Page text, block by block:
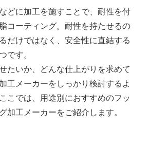
どに加工を施すことで、耐性を付
コーティング。耐性を持たせるの
だけではなく、安全性に直結する
です。
たいか、どんな仕上がりを求めて
工メーカーをしっかり検討するよ
こでは、用途別におすすめのフッ
加工メーカーをご紹介します。